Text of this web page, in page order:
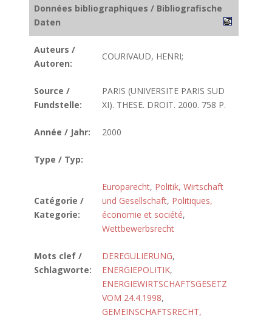
Données bibliographiques / Bibliografische
Daten
Auteurs /
Autoren:
COURIVAUD, HENRI;
Source /
Fundstelle:
PARIS (UNIVERSITE PARIS SUD
XI). THESE. DROIT. 2000. 758 P.
Année / Jahr: 2000
Type / Typ:
Catégorie /
Kategorie:
Europarecht, Politik, Wirtschaft
und Gesellschaft, Politiques,
économie et société,
Wettbewerbsrecht
Mots clef /
Schlagworte:
DEREGULIERUNG,
ENERGIEPOLITIK,
ENERGIEWIRTSCHAFTSGESETZ
VOM 24.4.1998,
GEMEINSCHAFTSRECHT,